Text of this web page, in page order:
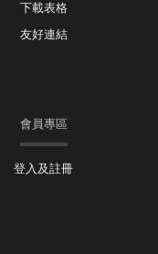
下載表格
友好連結
會員專區
登入及註冊